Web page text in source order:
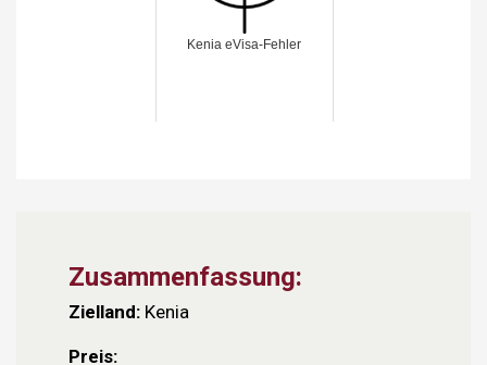
Kenia eVisa-Fehler
Zusammenfassung:
Zielland: Kenia
Preis: